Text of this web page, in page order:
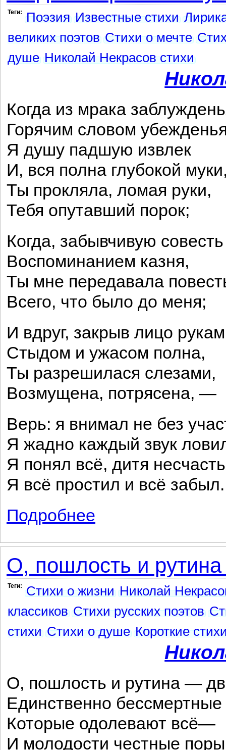
Теги: Поэзия Известные стихи
великих поэтов Стихи о мечте
душе Николай Некрасов стихи
Когда из мрака
Горячим словом
Я душу падшую извлек
И, вся полна глубокой
Ты прокляла, ломая руки,
Тебя опутавший порок;
Когда, забывчивую совесть
Воспоминанием казня,
Ты мне передавала
Всего, что было до меня;
И вдруг, закрыв лицо
Стыдом и ужасом полна,
Ты разрешилася слезами,
Возмущена, потрясена, —
Верь: я внимал не без
Я жадно каждый звук
Я понял всё, дитя
Я всё простил и всё забыл.
Подробнее
О, пошлость и
Теги: Стихи о жизни Николай
классиков Стихи русских поэтов
стихи Стихи о душе Короткие
О, пошлость и рутина —
Единственно бессмертные
Которые одолевают всё—
И молодости честные